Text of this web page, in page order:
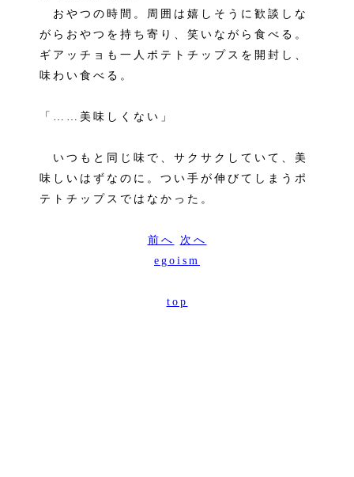
おやつの時間。周囲は嬉しそうに歓談しな
がらおやつを持ち寄り、笑いながら食べる。
ギアッチョも一人ポテトチップスを開封し、
味わい食べる。
「……美味しくない」
いつもと同じ味で、サクサクしていて、美
味しいはずなのに。つい手が伸びてしまうポ
テトチップスではなかった。
前へ
次へ
egoism
top